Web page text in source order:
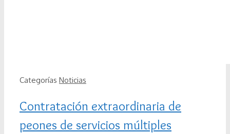
Categorías Noticias
Contratación extraordinaria de
peones de servicios múltiples